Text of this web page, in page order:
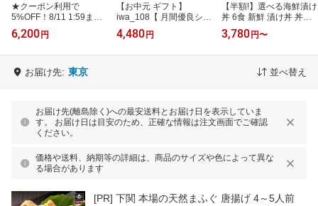
★クーポン利用で
5%OFF！8/11 1:59まで
★お中元 【楽天グルメ大
賞 12冠の店】 とらふぐ
6,200円
【お中元 ギフト】
iwa_108【 月間優良ショ
ップ受賞 皇室献上 】 ふ
ぐ刺し （ 5人前 ） 吉田
4,480円
【半額!】選べる海鮮漬け
丼 6食 新鮮 漬け丼 丼の
具 どんぶりの具 海鮮丼
セット 漁師飯 海鮮漬け
3,780円〜
お届け先: 東京 並べ替え
お届け先(離島除く)への最安送料とお届け日を表示していま
す。 お届け日は目安のため、正確な情報は注文画面でご確認
ください。
価格や送料、納期等の詳細は、商品のサイズや色によって異な
る場合があります
[PR] 下関 本場の天然まふぐ 唐揚げ 4～5人前